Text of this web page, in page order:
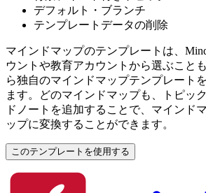
デフォルト・ブランチ
テンプレートデータの削除
マインドマップのテンプレートは、
ウントや教育アカウントから選ぶこと
ら独自のマインドマップテンプレート
ます。どのマインドマップも、トピッ
ドノートを追加することで、マインド
ップに変換することができます。
このテンプレートを使用する